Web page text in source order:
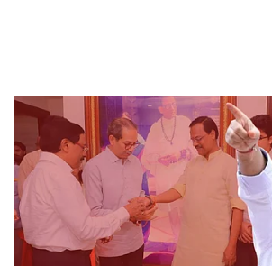
h
a
r
e
MVA Setback MLC Election; Shivsena UBT Bal Mane
Kokan MLC Election News :
जाहीर झालेल्या १७ जांगासाठी निवडणुका
महाविकास आघाडीविरोधात पारडे जड दिसत
आणि यवतमाळ या दोन ठिकाणी माघार
अहिल्यानगरमध्ये उमेदवार नसल्याने मविआची